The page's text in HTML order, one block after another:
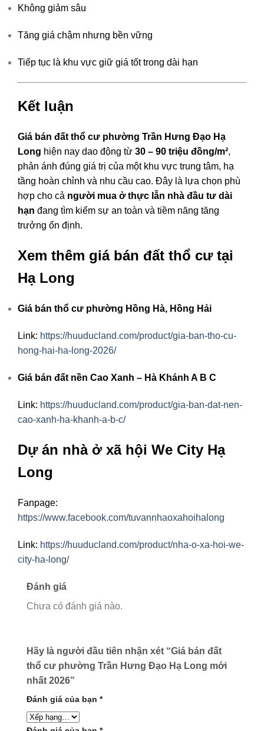
Không giảm sâu
Tăng giá chậm nhưng bền vững
Tiếp tục là khu vực giữ giá tốt trong dài hạn
Kết luận
Giá bán đất thổ cư phường Trần Hưng Đạo Hạ
Long hiện nay dao động từ 30 – 90 triệu đồng/m²,
phản ánh đúng giá trị của một khu vực trung tâm, hạ
tầng hoàn chỉnh và nhu cầu cao. Đây là lựa chọn phù
hợp cho cả người mua ở thực lẫn nhà đầu tư dài
hạn đang tìm kiếm sự an toàn và tiềm năng tăng
trưởng ổn định.
Xem thêm giá bán đất thổ cư tại
Hạ Long
Giá bán thổ cư phường Hồng Hà, Hồng Hải
Link: https://huuducland.com/product/gia-ban-tho-cu-
hong-hai-ha-long-2026/
Giá bán đất nền Cao Xanh – Hà Khánh A B C
Link: https://huuducland.com/product/gia-ban-dat-nen-
cao-xanh-ha-khanh-a-b-c/
Dự án nhà ở xã hội We City Hạ
Long
Fanpage:
https://www.facebook.com/tuvannhaoxahoihalong
Link: https://huuducland.com/product/nha-o-xa-hoi-we-
city-ha-long/
Đánh giá
Chưa có đánh giá nào.
Hãy là người đầu tiên nhận xét “Giá bán đất
thổ cư phường Trần Hưng Đạo Hạ Long mới
nhất 2026”
Đánh giá của bạn *